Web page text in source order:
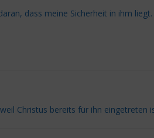
dass meine Sicherheit in ihm liegt.
Christus bereits für ihn eingetreten